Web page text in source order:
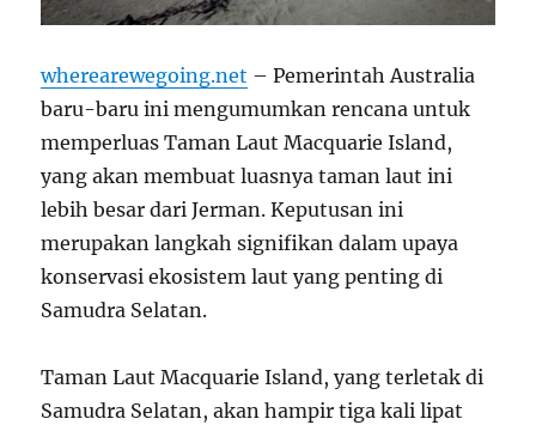
wherearewegoing.net – Pemerintah Australia
baru-baru ini mengumumkan rencana untuk
memperluas Taman Laut Macquarie Island,
yang akan membuat luasnya taman laut ini
lebih besar dari Jerman. Keputusan ini
merupakan langkah signifikan dalam upaya
konservasi ekosistem laut yang penting di
Samudra Selatan.
Taman Laut Macquarie Island, yang terletak di
Samudra Selatan, akan hampir tiga kali lipat